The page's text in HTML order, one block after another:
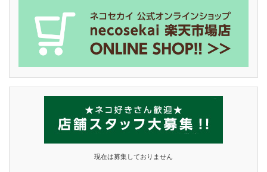
現在は募集しておりません